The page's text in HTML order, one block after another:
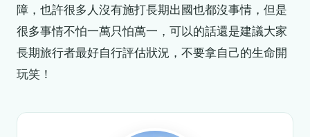
障，也許很多人沒有施打長期出國也都沒事情，但是
很多事情不怕一萬只怕萬一，可以的話還是建議大家
長期旅行者最好自行評估狀況，不要拿自己的生命開
玩笑！